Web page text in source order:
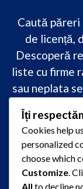
Caută
de licență,
Descoperă
liste cu firme
sau neplata
academică
comandă
lucrare
Îți
Cookies help
personalized
choose which
Customize .
All to decline